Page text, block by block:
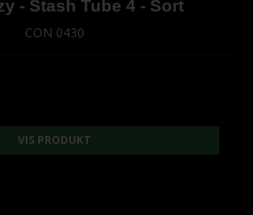
- Stash Tube 4 - Sort
CON 0430
VIS PRODUKT